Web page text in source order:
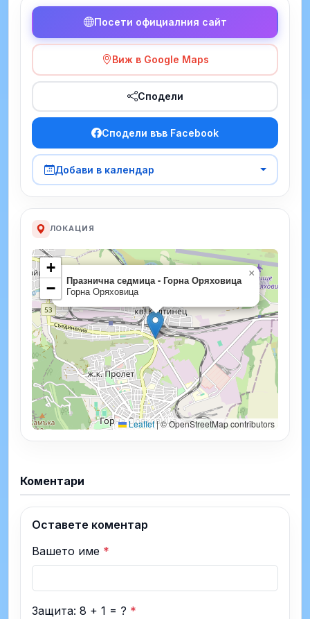
Посети официалния сайт
Виж в Google Maps
Сподели
Сподели във Facebook
Добави в календар
ЛОКАЦИЯ
Празнична седмица - Горна Оряховица
Горна Оряховица
×
+
−
Leaflet|© OpenStreetMap contributors
Коментари
Оставете коментар
Вашето име *
Защита: 8 + 1 = ? *